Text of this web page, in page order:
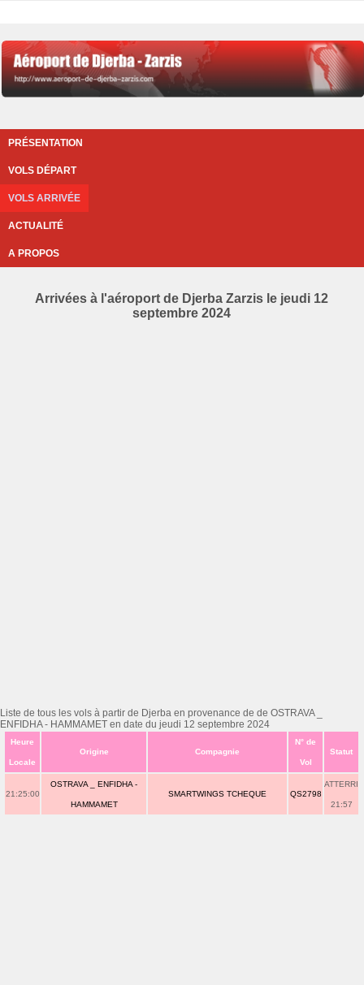
PRÉSENTATION
VOLS DÉPART
VOLS ARRIVÉE
ACTUALITÉ
A PROPOS
Arrivées à l'aéroport de Djerba Zarzis le jeudi 12
septembre 2024
Liste de tous les vols à partir de Djerba en provenance de de OSTRAVA _
ENFIDHA - HAMMAMET en date du jeudi 12 septembre 2024
Heure
Locale
Origine Compagnie
N° de
Vol
Statut
21:25:00
OSTRAVA _ ENFIDHA -
HAMMAMET
SMARTWINGS TCHEQUE QS2798
ATTERRI
21:57